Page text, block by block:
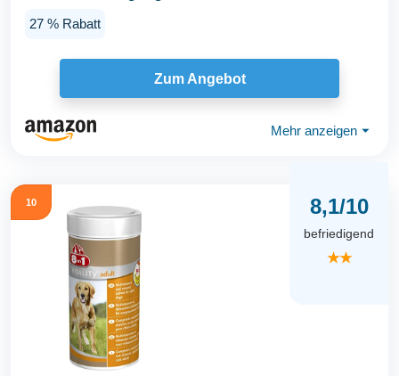
27 % Rabatt
Zum Angebot
Mehr anzeigen ⏷
10 8,1/10
befriedigend
★★